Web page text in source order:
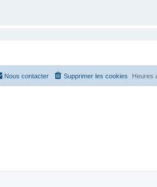
Heures
Supprimer les cookies
Nous contacter